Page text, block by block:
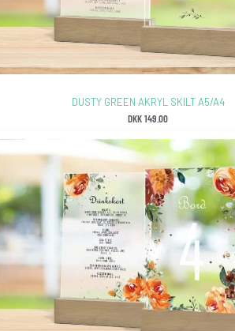
DUSTY GREEN AKRYL SKILT A5/A4
DKK149.00